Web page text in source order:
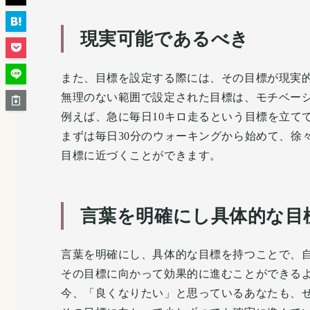
現実可能であるべき
また、目標を設定する際には、その目標が現
無理のない範囲で設定された目標は、モチベー
例えば、急に毎日10キロ走るという目標を立て
まずは毎日30分のウォーキングから始めて、
目標に近づくことができます。
言葉を明確にし具体的な目
言葉を明確にし、具体的な目標を持つことで、
その目標に向かって効果的に進むことができる
今、「良くなりたい」と思っているあなたも、